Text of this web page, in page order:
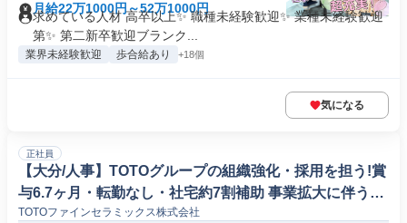
月給22万1000円～52万1000円
求めている人材 高卒以上✨ 職種未経験歓迎✨ 業種未経験歓迎
第✨ 第二新卒歓迎ブランク...
業界未経験歓迎 歩合給あり +18個
気になる
正社員
【大分/人事】TOTOグループの組織強化・採用を担う!賞
与6.7ヶ月・転勤なし・社宅約7割補助 事業拡大に伴う制
度企画など幅広く活躍!#447
TOTOファインセラミックス株式会社